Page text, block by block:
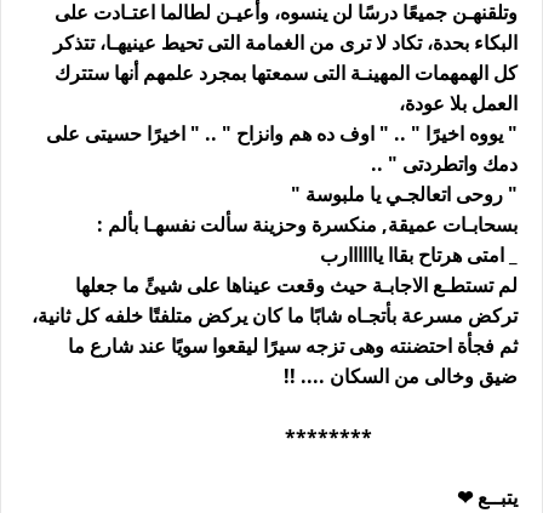
وتلقنهـن جميعًا درسًا لن ينسوه، وأعيـن لطالما اعتـادت على
البكاء بحدة، تكاد لا ترى من الغمامة التى تحيط عينيهـا، تتذكر
كل الهمهمات المهينـة التى سمعتها بمجرد علمهم أنها ستترك
العمل بلا عودة،
" يووه اخيرًا " .. " اوف ده هم وانزاح " .. " اخيرًا حسيتى على
دمك واتطردتى " ..
" روحى اتعالجـي يا ملبوسة "
بسحابـات عميقة, منكسرة وحزينة سألت نفسهـا بألم :
_ امتى هرتاح بقاا ياااااارب
لم تستطـع الاجابـة حيث وقعت عيناها على شيئً ما جعلها
تركض مسرعة بأتجـاه شابًا ما كان يركض متلفتًا خلفه كل ثانية،
ثم فجأة احتضنته وهى تزجه سيرًا ليقعوا سويًا عند شارع ما
ضيق وخالى من السكان .... !!
********
يتبــع ❤